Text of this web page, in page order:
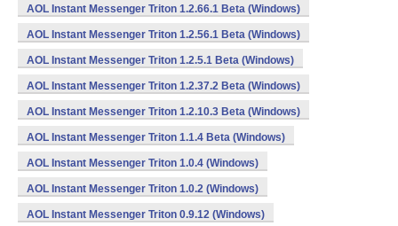
AOL Instant Messenger Triton 1.2.66.1 Beta (Windows)
AOL Instant Messenger Triton 1.2.56.1 Beta (Windows)
AOL Instant Messenger Triton 1.2.5.1 Beta (Windows)
AOL Instant Messenger Triton 1.2.37.2 Beta (Windows)
AOL Instant Messenger Triton 1.2.10.3 Beta (Windows)
AOL Instant Messenger Triton 1.1.4 Beta (Windows)
AOL Instant Messenger Triton 1.0.4 (Windows)
AOL Instant Messenger Triton 1.0.2 (Windows)
AOL Instant Messenger Triton 0.9.12 (Windows)